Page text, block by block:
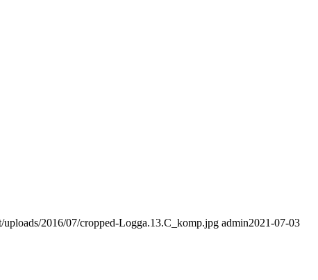
2016/07/cropped-Logga.13.C_komp.jpg admin2021-07-03